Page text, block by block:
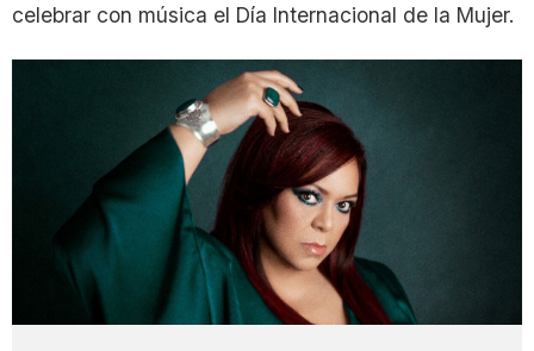
celebrar con música el Día Internacional de la Mujer.